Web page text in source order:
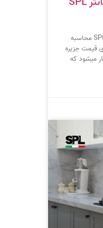
چگونه قیمت صفحه کابینت و کانتر SPL محاسبه
قیمت جزیره
میشود که